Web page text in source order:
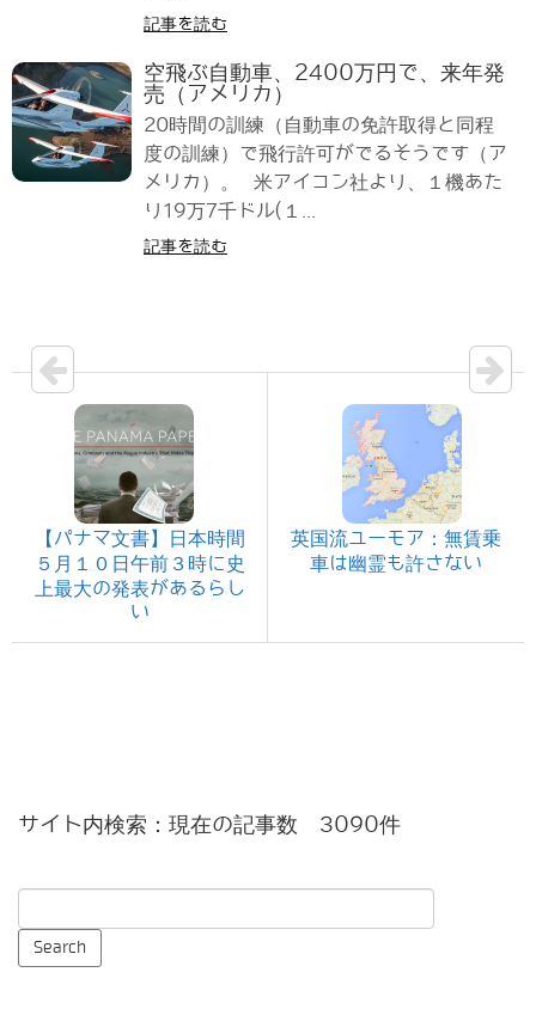
記事を読む
空飛ぶ自動車、2400万円で、来年発
売（アメリカ）
20時間の訓練（自動車の免許取得と同程
度の訓練）で飛行許可がでるそうです（ア
メリカ）。 米アイコン社より、１機あた
り19万7千ドル(１...
記事を読む
【パナマ文書】日本時間
５月１０日午前３時に史
上最大の発表があるらし
い
英国流ユーモア：無賃乗
車は幽霊も許さない
サイト内検索：現在の記事数 3090件